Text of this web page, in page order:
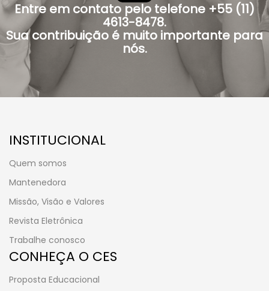
Entre em contato pelo telefone +55 (11)
4613-8478.
Sua contribuição é muito importante para
nós.
INSTITUCIONAL
Quem somos
Mantenedora
Missão, Visão e Valores
Revista Eletrônica
Trabalhe conosco
CONHEÇA O CES
Proposta Educacional